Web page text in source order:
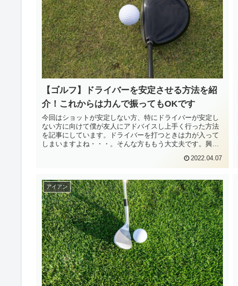
【ゴルフ】ドライバーを安定させる方法を紹
介！これからは力んで振ってもOKです
今回はショットが安定しない方、特にドライバーが安定し
ない方に向けて僕が友人にアドバイスし上手く行った方法
を記事にしています。ドライバーを打つときは力が入って
しまいますよね・・・。そんな方ももう大丈夫です。興味
2022.04.07
アイアン